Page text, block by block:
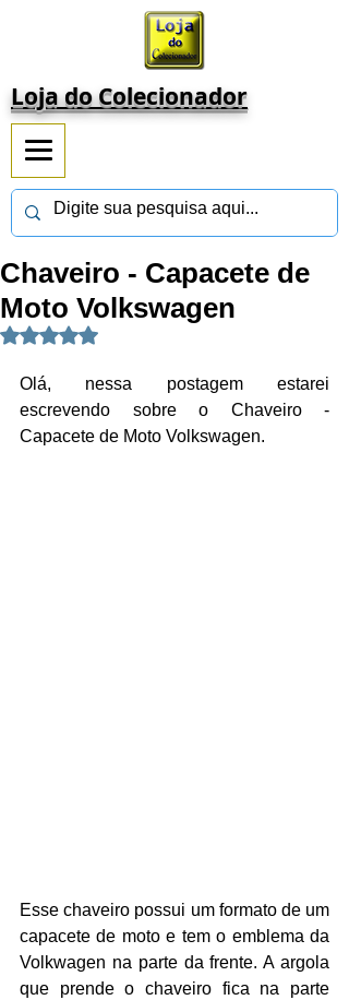
Loja do Colecionador
Chaveiro - Capacete de
Moto Volkswagen
Avaliado com NaN de 5 estrelas.
Olá, nessa postagem estarei
escrevendo sobre o Chaveiro -
Capacete de Moto Volkswagen.
Esse chaveiro possui um formato de um
capacete de moto e tem o emblema da
Volkwagen na parte da frente. A argola
que prende o chaveiro fica na parte